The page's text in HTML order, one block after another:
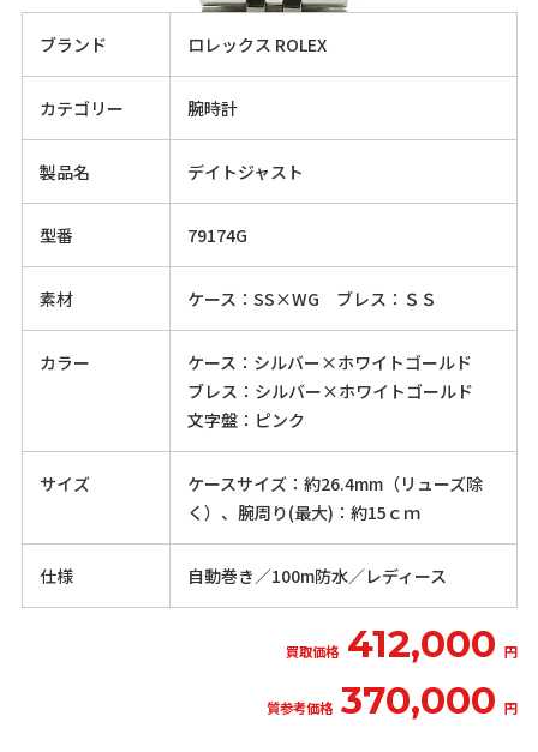
ブランド ロレックス ROLEX
カテゴリー 腕時計
製品名 デイトジャスト
型番 79174G
素材 ケース：SS×WG ブレス：ＳＳ
カラー
ケース：シルバー×ホワイトゴールド
ブレス：シルバー×ホワイトゴールド
文字盤：ピンク
サイズ
ケースサイズ：約26.4mm（リューズ除
く）、腕周り(最大)：約15ｃｍ
仕様 自動巻き／100m防水／レディース
買取価格 412,000 円
質参考価格 370,000 円